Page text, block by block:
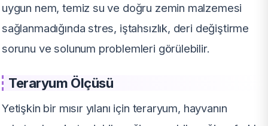
uygun nem, temiz su ve doğru zemin malzemesi
sağlanmadığında stres, iştahsızlık, deri değiştirme
sorunu ve solunum problemleri görülebilir.
Teraryum Ölçüsü
Yetişkin bir mısır yılanı için teraryum, hayvanın